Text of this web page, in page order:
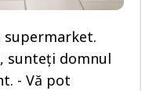
supermarket.
sunteți domnul
- Vă pot